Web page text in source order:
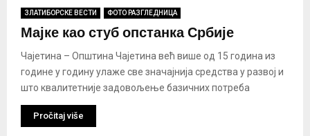
ЗЛАТИБОРСКЕ ВЕСТИ ФОТО РАЗГЛЕДНИЦА
Мајке као стуб опстанка Србије
Чајетина – Општина Чајетина већ више од 15 година из
године у годину улаже све значајнија средства у развој и
што квалитетније задовољење базичних потреба
Pročitaj više